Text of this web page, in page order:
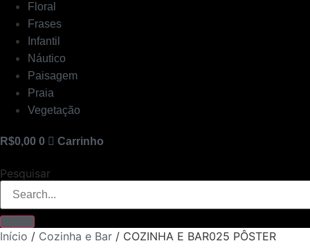
Floral
Frases
Infantil
Náutico
Paisagem
Praia
Vegetação
R$0,00 0 Carrinho
Pesquisar
Início / Cozinha e Bar / COZINHA E BAR025 PÔSTER